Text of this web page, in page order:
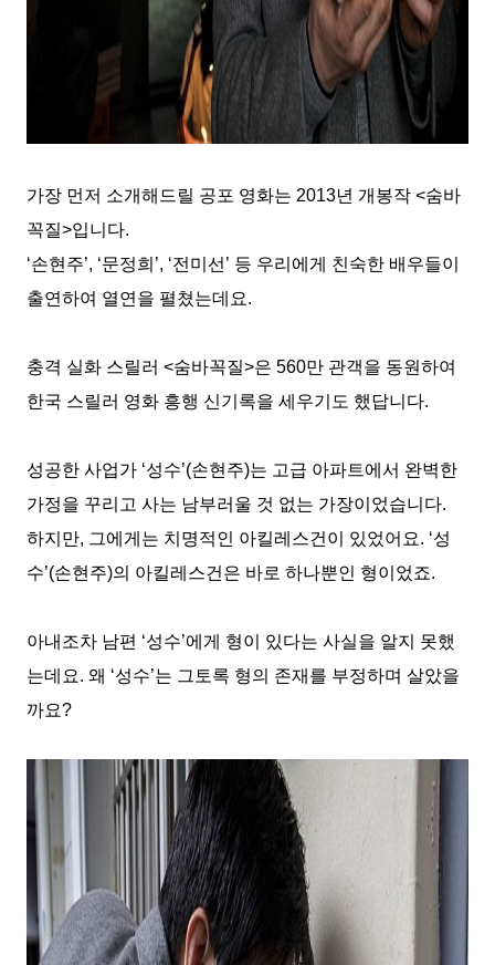
가장 먼저 소개해드릴 공포 영화는 2013년 개봉작 <숨바
꼭질>입니다.
‘손현주’, ‘문정희 ’, ‘전미선 ’ 등 우리에게 친숙한 배우들이
출연하여 열연을 펼쳤는데요.
충격 실화 스릴러 <숨바꼭질>은 560만 관객을 동원하여
한국 스릴러 영화 흥행 신기록을 세우기도 했답니다.
성공한 사업가 ‘성수’(손현주)는 고급 아파트에서 완벽한
가정을 꾸리고 사는 남부러울 것 없는 가장이었습니다.
하지만, 그에게는 치명적인 아킬레스건이 있었어요. ‘성
수’(손현주)의 아킬레스건은 바로 하나뿐인 형이었죠.
아내조차 남편 ‘성수’에게 형이 있다는 사실을 알지 못했
는데요. 왜 ‘성수’는 그토록 형의 존재를 부정하며 살았을
까요?